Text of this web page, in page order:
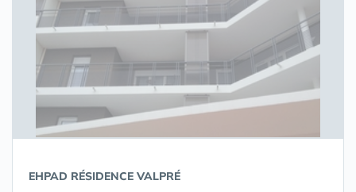
EHPAD RÉSIDENCE VALPRÉ